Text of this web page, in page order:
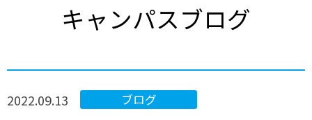
キャンパスブログ
ブログ
2022.09.13